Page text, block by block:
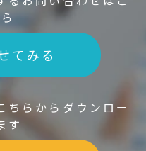
てみる
ちらからダウンロー
す